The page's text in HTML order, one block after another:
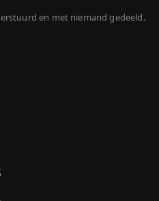
en met niemand gedeeld.